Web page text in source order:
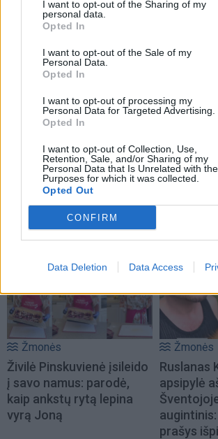
I want to opt-out of the Sharing of my
personal data.
Opted In
I want to opt-out of the Sale of my
Personal Data.
Opted In
I want to opt-out of processing my
Personal Data for Targeted Advertising.
Opted In
I want to opt-out of Collection, Use,
Retention, Sale, and/or Sharing of my
Personal Data that Is Unrelated with the
Purposes for which it was collected.
Opted Out
CONFIRM
Data Deletion Data Access
Williamas Orbitas,
pakeitęs Madonnos,
popmuzikos skambesį
Žmonės
Vaidas Baumila: „Aš
nebijau santykių
nuobodumo"(2)
Žmonės
Žmonės
Živilė Pinskuvienė įsileido
į savo namus: parodė,
kaip ankstų rytą lepina
vyrą Joną
Žmonės
Ruslanas
apsipylė
augintinis:
prašys